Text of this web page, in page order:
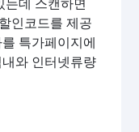
는데 스캔하면
인코드를 제공
특가페이지에
와 인터넷류량